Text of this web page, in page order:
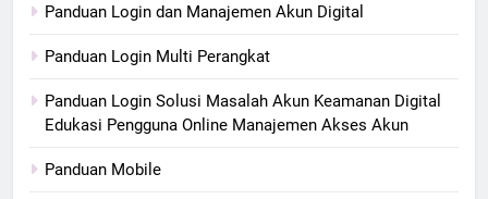
Panduan Login dan Manajemen Akun Digital
Panduan Login Multi Perangkat
Panduan Login Solusi Masalah Akun Keamanan Digital
Edukasi Pengguna Online Manajemen Akses Akun
Panduan Mobile